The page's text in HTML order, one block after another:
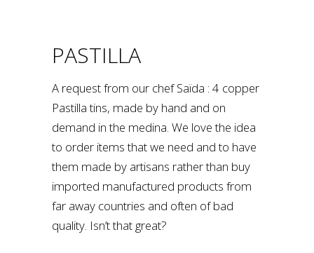
PASTILLA
A request from our chef Saïda : 4 copper
Pastilla tins, made by hand and on
demand in the medina. We love the idea
to order items that we need and to have
them made by artisans rather than buy
imported manufactured products from
far away countries and often of bad
quality. Isn’t that great?